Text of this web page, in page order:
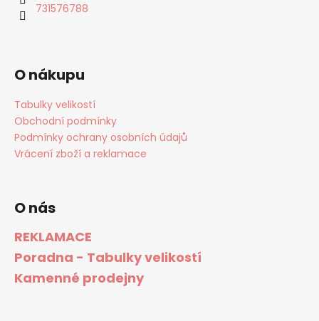
731576788
O nákupu
Tabulky velikostí
Obchodní podmínky
Podmínky ochrany osobních údajů
Vrácení zboží a reklamace
O nás
REKLAMACE
Poradna - Tabulky velikostí
Kamenné prodejny